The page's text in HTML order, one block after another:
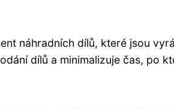
náhradních dílů, které jsou
dílů a minimalizuje čas, po